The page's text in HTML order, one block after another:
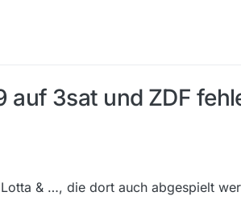
auf 3sat und ZDF
& …, die dort auch abgespielt